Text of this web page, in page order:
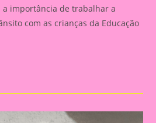
importância de trabalhar a
com as crianças da Educação